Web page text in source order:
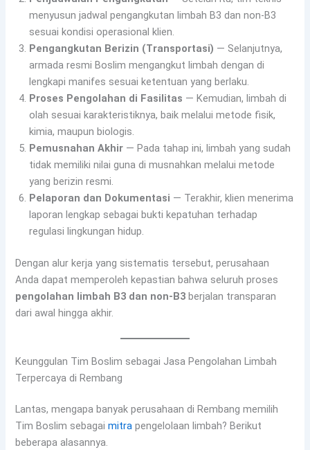
menyusun jadwal pengangkutan limbah B3 dan non-B3
sesuai kondisi operasional klien.
Pengangkutan Berizin (Transportasi) — Selanjutnya,
armada resmi Boslim mengangkut limbah dengan di
lengkapi manifes sesuai ketentuan yang berlaku.
Proses Pengolahan di Fasilitas — Kemudian, limbah di
olah sesuai karakteristiknya, baik melalui metode fisik,
kimia, maupun biologis.
Pemusnahan Akhir — Pada tahap ini, limbah yang sudah
tidak memiliki nilai guna di musnahkan melalui metode
yang berizin resmi.
Pelaporan dan Dokumentasi — Terakhir, klien menerima
laporan lengkap sebagai bukti kepatuhan terhadap
regulasi lingkungan hidup.
Dengan alur kerja yang sistematis tersebut, perusahaan
Anda dapat memperoleh kepastian bahwa seluruh proses
pengolahan limbah B3 dan non-B3 berjalan transparan
dari awal hingga akhir.
Keunggulan Tim Boslim sebagai Jasa Pengolahan Limbah
Terpercaya di Rembang
Lantas, mengapa banyak perusahaan di Rembang memilih
Tim Boslim sebagaimitra pengelolaan limbah? Berikut
beberapa alasannya.